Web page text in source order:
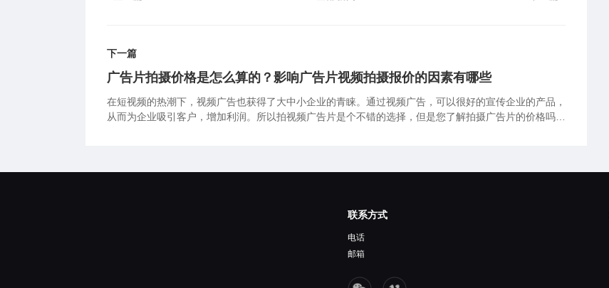
下一篇
广告片拍摄价格是怎么算的？影响广告片视频拍摄报价的因素有哪些
在短视频的热潮下，视频广告也获得了大中小企业的青睐。通过视频广告，可以很好的宣传企业的产品，
从而为企业吸引客户，增加利润。所以拍视频广告片是个不错的选择，但是您了解拍摄广告片的价格吗？
联系方式
电话
邮箱